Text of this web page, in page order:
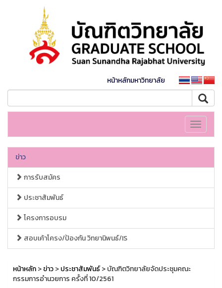
หน้าหลักมหาวิทยาลัย
Toggle
ข่าว
การรับสมัคร
ประชาสัมพันธ์
โครงการอบรม
สอบเค้าโครง/ป้องกัน วิทยานิพนธ์/IS
หน้าหลัก>ข่าว>ประชาสัมพันธ์> บัณฑิตวิทยาลัยจัดประชุมคณะ
กรรมการอำนวยการ ครั้งที่ 10/2561